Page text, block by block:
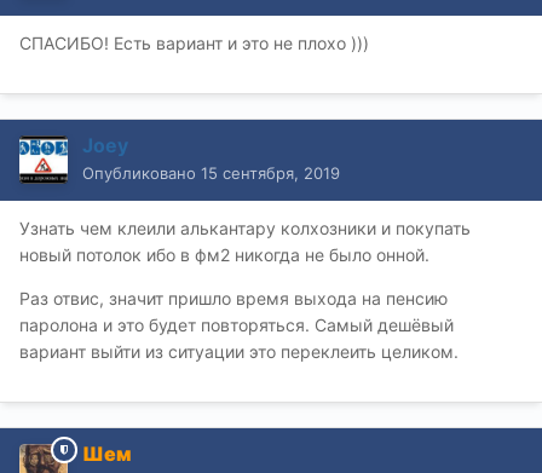
СПАСИБО! Есть вариант и это не плохо )))
Joey
Опубликовано 15 сентября, 2019
Узнать чем клеили алькантару колхозники и покупать
новый потолок ибо в фм2 никогда не было онной.
Раз отвис, значит пришло время выхода на пенсию
паролона и это будет повторяться. Самый дешёвый
вариант выйти из ситуации это переклеить целиком.
Шем